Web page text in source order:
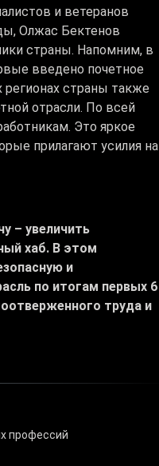
и ветеранов
Олжас Бектенов
страны. Напомним, в
введено почетное
регионах страны также
отрасли. По всей
Это яркое
прилагают усилия на
– увеличить
хаб. В этом
и
по итогам первых 6
труда и
профессий